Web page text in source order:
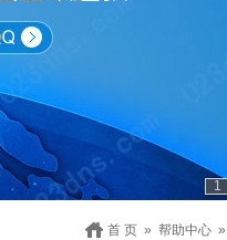
1
首 页 » 帮助中心 »